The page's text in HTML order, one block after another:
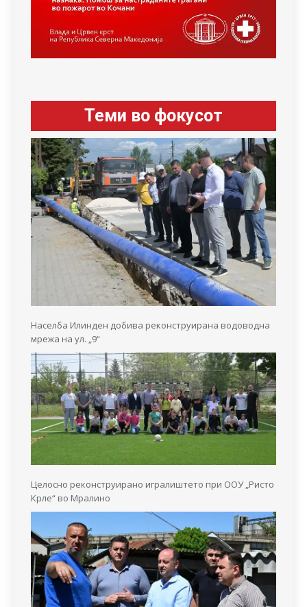
Теми во фокусот
Населба Илинден добива реконструирана водоводна
мрежа на ул. „9“
Целосно реконструирано игралиштето при ООУ „Ристо
Крле“ во Мралино